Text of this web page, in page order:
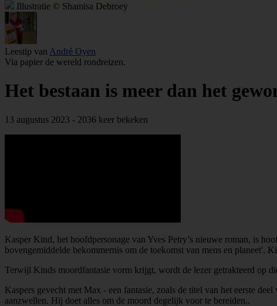
Illustratie © Shamisa Debroey
Leestip van André Oyen
Via papier de wereld rondreizen.
Het bestaan is meer dan het
13 augustus 2023 - 2036 keer bekeken
Kasper Kind, het hoofdpersonage van Yves Petry’s nieuwe roman, is
bovengemiddelde bekommernis om de toekomst van mens en planeet'.
Terwijl Kinds moordfantasie vorm krijgt, wordt de lezer getrakteerd op
Kaspers gevecht met Max - een fantasie, zoals de titel van het eerste
aanzwellen. Hij doet alles om de moord degelijk voor te bereiden..